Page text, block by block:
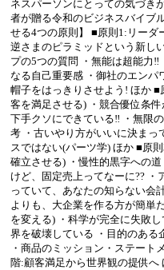
ネスパーソンにとっての気づき
者が贈る令和のビジネスバイブ
せる4つの原則】 ■原則1:リーダ
逆さまのピラミッドという新し
プの5つの質問 ・無能は超能力
なる自己重要感 ・御社のエンパ
帽子をはっきりさせよう! ほか
客を満足させる) ・競合優位条
下手クソにできている‼ ・無限
考 ・古いやり方がいいに決まっ
スではない(パーツ学) ほか ■原
確立させる) ・慢性的黒字への
けど、固定売上ってなーに?? ・
っていて、あなたの知らない会
よりも、大企業を作る方が簡単
を変える) ・科学が完全に失敗
界を破壊している ・目的のある
・商品のミッション・ステート
階:顧客満足から世界観の提供